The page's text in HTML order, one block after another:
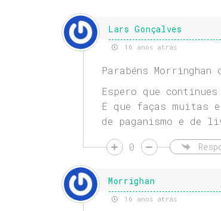
Lars Gonçalves
16 anos atrás
Parabéns
Espero que
E que faças muitas
de paganismo e de
0
Morrighan
16 anos atrás